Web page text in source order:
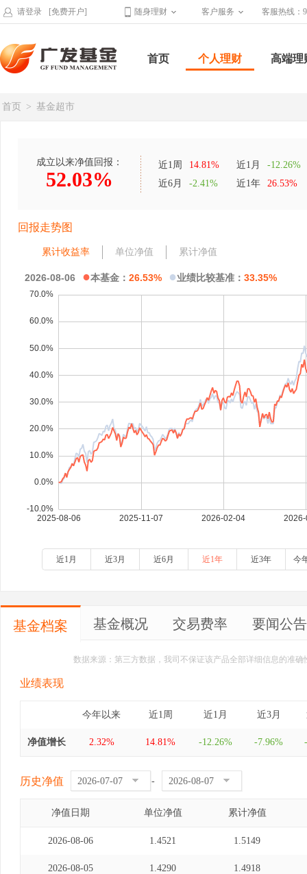
请登录 [免费开户] 随身理财 客户服务 客服热线：
首页 个人理财 高端理
首页 > 基金超市
成立以来净值回报：
52.03%
近1周 14.81% 近1月
-12.26%
近6月
-2.41% 近1年 26.53%
回报走势图
累计收益率 单位净值 累计净值
2026-08-06 ●本基金： 26.53% ●业绩比较基准： 33.35%
近1月 近3月 近6月 近1年 近3年 今
基金档案 基金概况 交易费率 要闻公告
数据来源：第三方数据，我司不保证该产品全部详细信息的准
业绩表现
今年以来 近1周 近1月 近3月
净值增长 2.32% 14.81% -12.26% -7.96%
历史净值 -
净值日期 单位净值 累计净值
2026-08-06 1.4521 1.5149
2026-08-05 1.4290 1.4918